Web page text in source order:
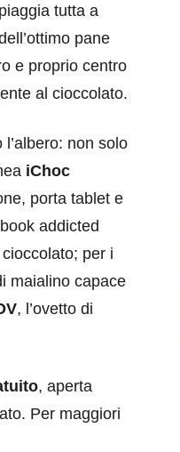
tutta a
pane
e proprio centro
al cioccolato.
non solo
iChoc
porta tablet e
addicted
per i
maialino capace
, l’ovetto di
, aperta
Per maggiori
aprile 2026 a
dintorni